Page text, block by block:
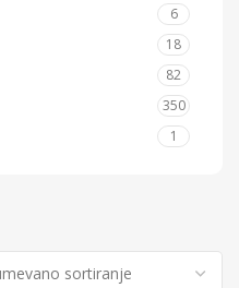
6
18
82
350
1